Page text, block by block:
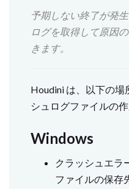
予期しない終了が発
ログを取得して原因
きます。
Houdini は、以下の場
シュログファイルの作
Windows
クラッシュエラ
ファイルの保存